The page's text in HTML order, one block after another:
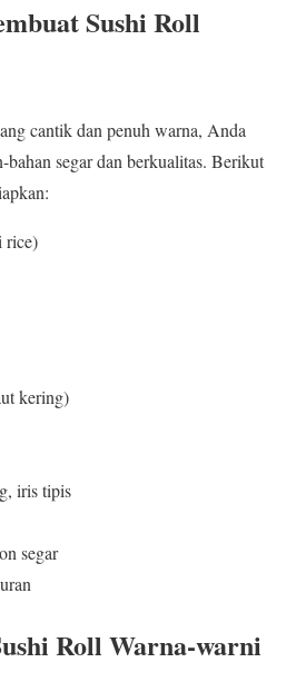
Sushi Roll
cantik dan penuh warna, Anda
bahan segar dan berkualitas. Berikut
rice)
kering)
iris tipis
segar
Roll Warna-warni